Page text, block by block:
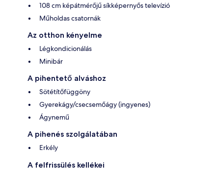
108 cm képátmérőjű síkképernyős televízió
Műholdas csatornák
Az otthon kényelme
Légkondicionálás
Minibár
A pihentető alváshoz
Sötétítőfüggöny
Gyerekágy/csecsemőágy (ingyenes)
Ágynemű
A pihenés szolgálatában
Erkély
A felfrissülés kellékei